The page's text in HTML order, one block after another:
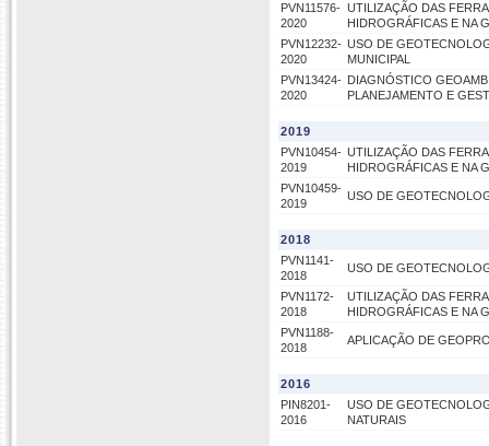
PVN11576-
2020
UTILIZAÇÃO DAS
HIDROGRÁFICAS E NA
PVN12232-
2020
USO DE
MUNICIPAL
PVN13424-
2020
DIAGNÓSTICO
PLANEJAMENTO E
2019
PVN10454-
2019
UTILIZAÇÃO DAS
HIDROGRÁFICAS E NA
PVN10459-
2019
USO DE
2018
PVN1141-
2018
USO DE
PVN1172-
2018
UTILIZAÇÃO DAS
HIDROGRÁFICAS E NA
PVN1188-
2018
APLICAÇÃO DE
2016
PIN8201-
2016
USO DE
NATURAIS